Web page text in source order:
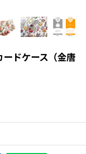
ドケース（金唐